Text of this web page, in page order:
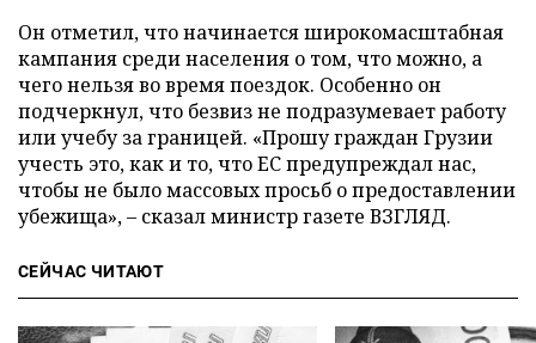
Он отметил, что начинается широкомасштабная
кампания среди населения о том, что можно, а
чего нельзя во время поездок. Особенно он
подчеркнул, что безвиз не подразумевает работу
или учебу за границей. «Прошу граждан Грузии
учесть это, как и то, что ЕС предупреждал нас,
чтобы не было массовых просьб о предоставлении
убежища», – сказал министр газете ВЗГЛЯД.
СЕЙЧАС ЧИТАЮТ